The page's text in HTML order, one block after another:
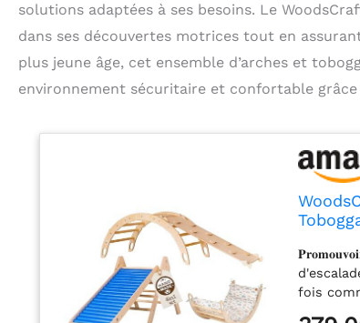
solutions adaptées à ses besoins. Le
dans ses découvertes motrices tout en
plus jeune âge, cet ensemble d’arches et
environnement sécuritaire et confortable
fois